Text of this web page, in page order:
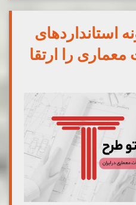
استانداردهای
را ارتقا